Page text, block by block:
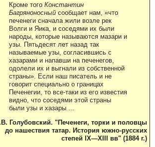
Кроме того Константин
Багряноносный сообщает нам, «что
печенеги сначала жили возле рек
Волги и Яика, и соседями их были
народы, которые называются мазари и
узы. Пятьдесят лет назад так
называемые узы, согласившись с
хазарами и напавши на печенегов,
одолели их и выгнали из собственной
страны». Если наш писатель и не
говорит специально о границах
Печенегии, то все-таки из его известия
видно, что соседями этой страны
были узы и хазары ...
Голубовский. "Печенеги, торки и половцы
до нашествия татар. История южно-русских
степей IX—XIII вв" (1884 г.)